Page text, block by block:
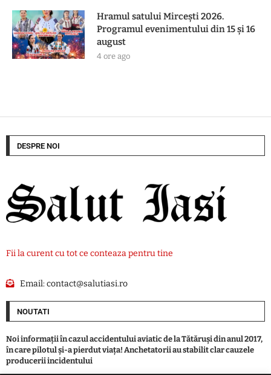
Hramul satului Mircești 2026.
Programul evenimentului din 15 și 16
august
4 ore ago
DESPRE NOI
Fii la curent cu tot ce conteaza pentru tine
Email:contact@salutiasi.ro
NOUTATI
Noi informații în cazul accidentului aviatic de la Tătăruși din anul 2017,
în care pilotul și-a pierdut viața! Anchetatorii au stabilit clar cauzele
producerii incidentului